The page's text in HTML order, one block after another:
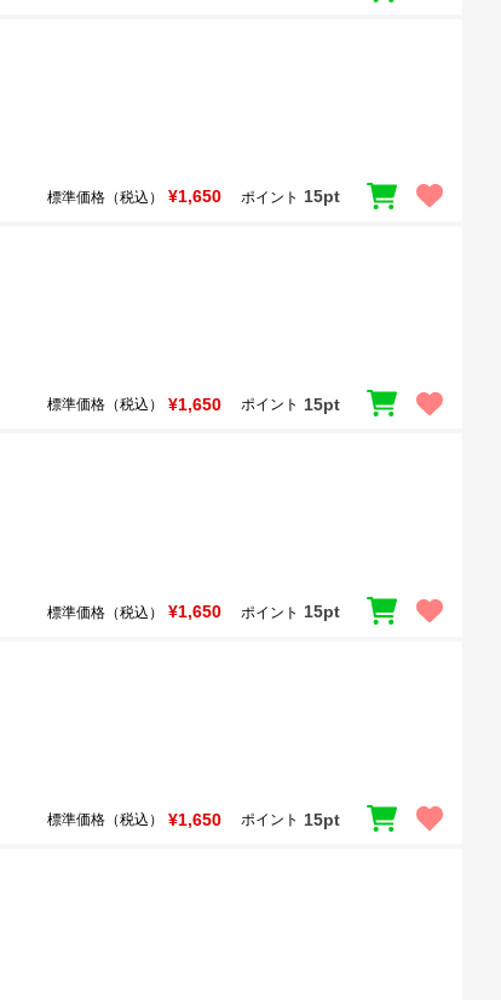
標準価格（税込） ¥1,650 ポイント 15pt
標準価格（税込） ¥1,650 ポイント 15pt
標準価格（税込） ¥1,650 ポイント 15pt
標準価格（税込） ¥1,650 ポイント 15pt